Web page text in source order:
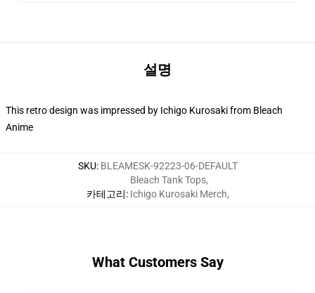
설명
This retro design was impressed by Ichigo Kurosaki from Bleach
Anime
SKU: BLEAMESK-92223-06-DEFAULT
카테고리:
Bleach Tank Tops,
Ichigo Kurosaki Merch,
What Customers Say